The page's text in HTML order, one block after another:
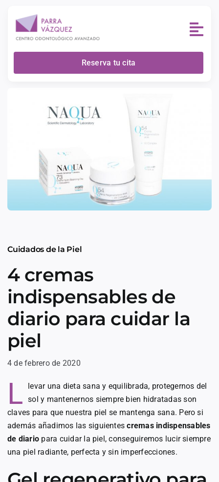
content
Reserva tu cita
Cuidados de la Piel
4 cremas
indispensables de
diario para cuidar la
piel
4 de febrero de 2020
L
levar una dieta sana y equilibrada, protegernos del
sol y mantenernos siempre bien hidratadas son
claves para que nuestra piel se mantenga sana. Pero si
además añadimos las siguientescremas indispensables
de diario para cuidar la piel, conseguiremos lucir siempre
una piel radiante, perfecta y sin imperfecciones.